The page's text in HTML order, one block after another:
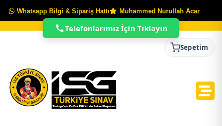
Whatsapp Bilgi & Sipariş Hattı Muhammed Nurullah Acar
Sepetim
Telefonlarımız İçin Tıklayın